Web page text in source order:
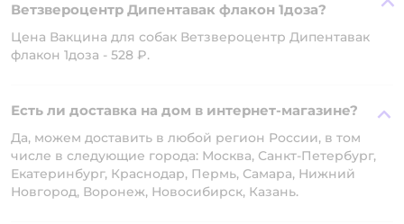
Ветзвероцентр Дипентавак флакон 1доза?
Цена Вакцина для собак Ветзвероцентр Дипентавак
флакон 1доза - 528 ₽.
Есть ли доставка на дом в интернет-магазине?
Да, можем доставить в любой регион России, в том
числе в следующие города: Москва, Санкт-Петербург,
Екатеринбург, Краснодар, Пермь, Самара, Нижний
Новгород, Воронеж, Новосибирск, Казань.